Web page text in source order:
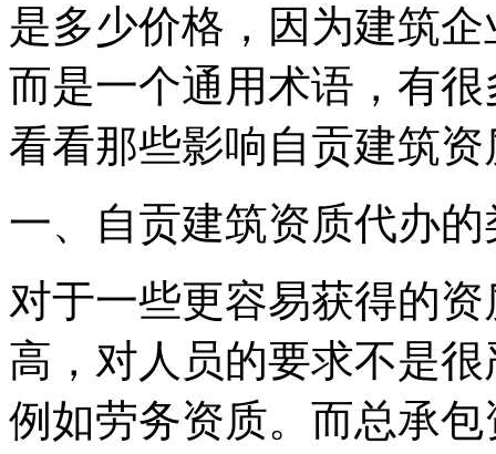
是多少价格，因为建筑
而是一个通用术语，有
看看那些影响自贡建筑
一、自贡建筑资质代办
对于一些更容易获得的
高，对人员的要求不是
例如劳务资质。而总承